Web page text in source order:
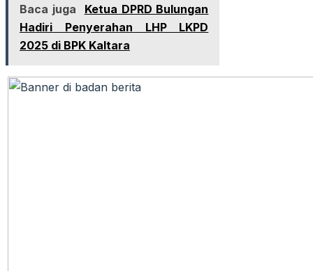
Baca juga
Ketua DPRD Bulungan
Hadiri Penyerahan LHP LKPD
2025 di BPK Kaltara